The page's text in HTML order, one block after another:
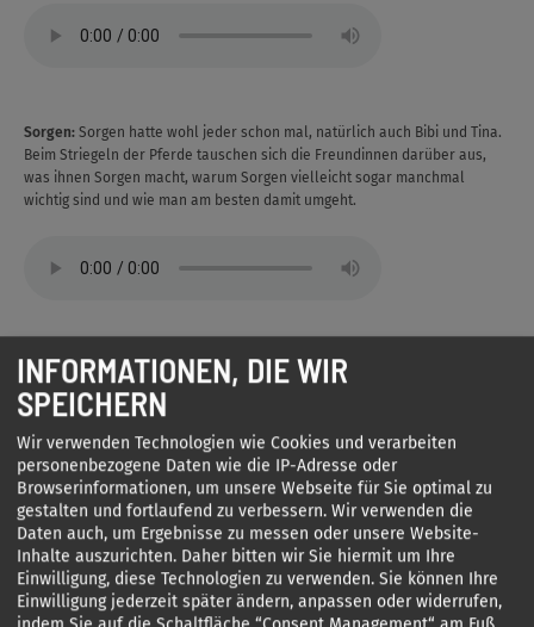
Sorgen: Sorgen hatte wohl jeder schon mal, natürlich auch Bibi und Tina.
Beim Striegeln der Pferde tauschen sich die Freundinnen darüber aus,
was ihnen Sorgen macht, warum Sorgen vielleicht sogar manchmal
wichtig sind und wie man am besten damit umgeht.
Freundschaft: Bibi und Tina fragen sich, was eine gute Freundschaft
ausmacht. Außerdem sprechen sie darüber, welche Rolle Verlässlichkeit,
Vertrauen und die Fähigkeit, ein Geheimnis zu bewahren oder sich für die
andere freuen zu können dabei spielen.
Pressekontakt
INFORMATIONEN, DIE WIR
SPEICHERN
Wir verwenden Technologien wie Cookies und verarbeiten
personenbezogene Daten wie die IP-Adresse oder
Browserinformationen, um unsere Webseite für Sie optimal zu
gestalten und fortlaufend zu verbessern. Wir verwenden die
Daten auch, um Ergebnisse zu messen oder unsere Website-
Inhalte auszurichten. Daher bitten wir Sie hiermit um Ihre
Einwilligung, diese Technologien zu verwenden. Sie können Ihre
Einwilligung jederzeit später ändern, anpassen oder widerrufen,